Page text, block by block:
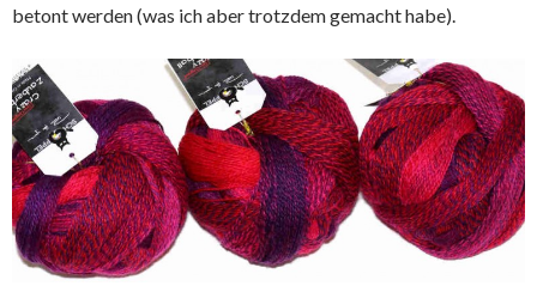
betont werden (was ich aber trotzdem gemacht habe).